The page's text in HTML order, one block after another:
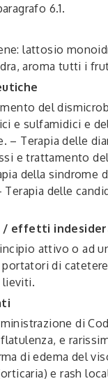
6.1.
lattosio
aroma tutti i
del
e sulfamidici e
– Terapia delle
e trattamento
della sindrome
delle
/ effetti
attivo o ad
di
lieviti.
di
e
di edema del
e rash